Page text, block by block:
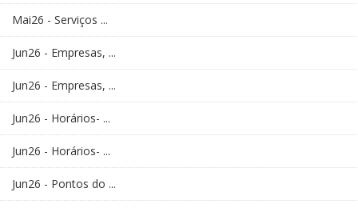
Mai26 - Serviços ...
Jun26 - Empresas, ...
Jun26 - Empresas, ...
Jun26 - Horários- ...
Jun26 - Horários- ...
Jun26 - Pontos do ...